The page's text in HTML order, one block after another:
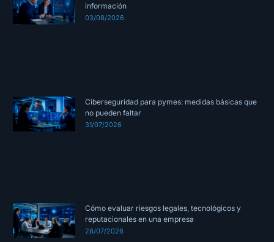
información
03/08/2026
Ciberseguridad para pymes: medidas básicas que
no pueden faltar
31/07/2026
Cómo evaluar riesgos legales, tecnológicos y
reputacionales en una empresa
28/07/2026